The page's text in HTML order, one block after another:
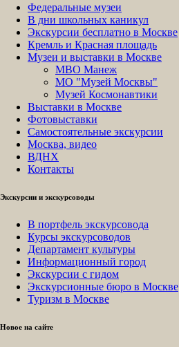
Федеральные музеи
В дни школьных каникул
Экскурсии бесплатно в Москве
Кремль и Красная площадь
Музеи и выставки в Москве
МВО Манеж
МО "Музей Москвы"
Музей Космонавтики
Выставки в Москве
Фотовыставки
Самостоятельные экскурсии
Москва, видео
ВДНХ
Контакты
Экскурсии и экскурсоводы
В портфель экскурсовода
Курсы экскурсоводов
Департамент культуры
Информационный город
Экскурсии с гидом
Экскурсионные бюро в Москве
Туризм в Москве
Новое на сайте